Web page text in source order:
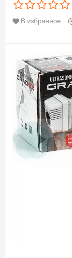
В избранное